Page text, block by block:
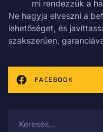
mi rendezzük a
Ne hagyja elveszni a
lehetőséget, és
szakszerűen,
FACEBOOK